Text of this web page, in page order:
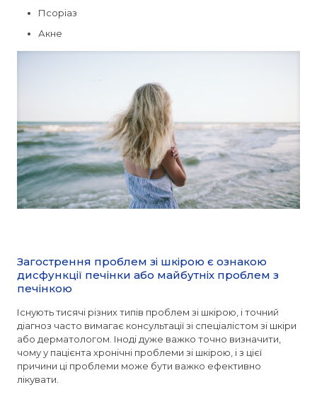
Псоріаз
Акне
Загострення проблем зі шкірою є ознакою
дисфункції печінки або майбутніх проблем з
печінкою
Існують тисячі різних типів проблем зі шкірою, і точний
діагноз часто вимагає консультації зі спеціалістом зі шкіри
або дерматологом. Іноді дуже важко точно визначити,
чому у пацієнта хронічні проблеми зі шкірою, і з цієї
причини ці проблеми може бути важко ефективно
лікувати.